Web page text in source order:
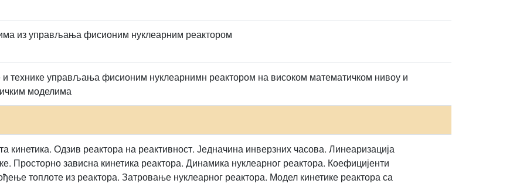
из управљања фисионим нуклеарним реактором
технике управљања фисионим нуклеарнимн реактором на високом математичком нивоу и
моделима
кинетика. Одзив реактора на реактивност. Једначина инверзних часова. Линеаризација
Просторно зависна кинетика реактора. Динамика нуклеарног реактора. Коефицијенти
топлоте из реактора. Затровање нуклеарног реактора. Модел кинетике реактора са